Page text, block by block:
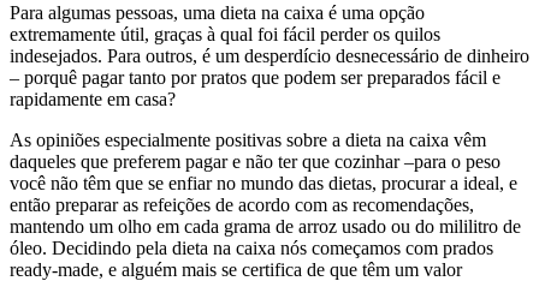
Para algumas pessoas, uma dieta na caixa é uma opção
extremamente útil, graças à qual foi fácil perder os quilos
indesejados. Para outros, é um desperdício desnecessário de dinheiro
– porquê pagar tanto por pratos que podem ser preparados fácil e
rapidamente em casa?
As opiniões especialmente positivas sobre a dieta na caixa vêm
daqueles que preferem pagar e não ter que cozinhar –para o peso
você não têm que se enfiar no mundo das dietas, procurar a ideal, e
então preparar as refeições de acordo com as recomendações,
mantendo um olho em cada grama de arroz usado ou do mililitro de
óleo. Decidindo pela dieta na caixa nós começamos com prados
ready-made, e alguém mais se certifica de que têm um valor